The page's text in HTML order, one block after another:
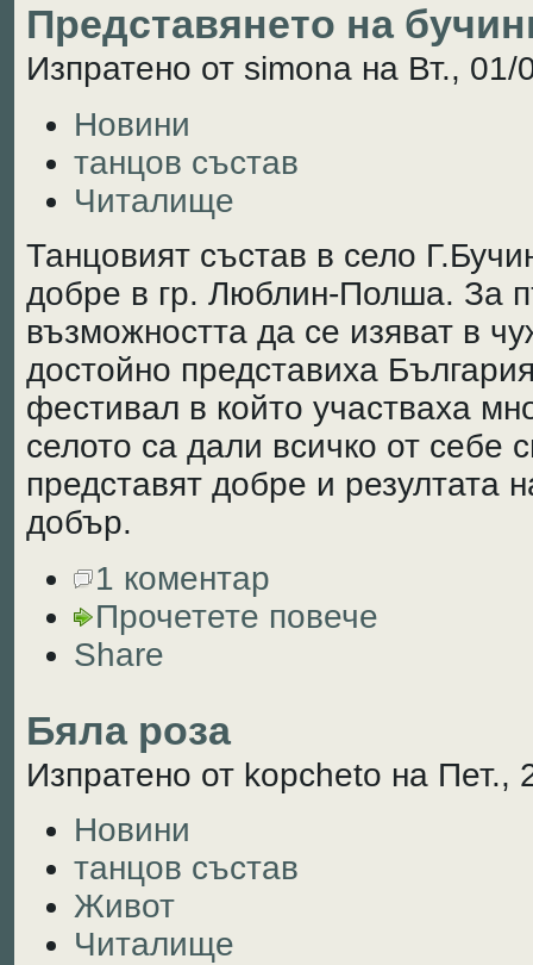
Представянето на
Изпратено от simona на Вт.,
Новини
танцов състав
Читалище
Танцовият състав в село
добре в гр. Люблин-Полша. За
възможността да се изяват в
достойно представиха
фестивал в който участваха
селото са дали всичко от себе
представят добре и резултата
добър.
1 коментар
Прочетете повече
Share
Бяла роза
Изпратено от kopcheto на Пет.,
Новини
танцов състав
Живот
Читалище